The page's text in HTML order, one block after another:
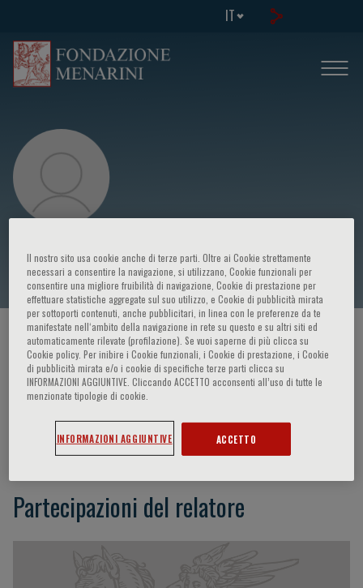
IT
Nina Ajmone Marsan
HOME PAGE / CORSI ED EVENTI / RELATORE
Nina Ajmone Marsan
Partecipazioni del relatore
Il nostro sito usa cookie anche di terze parti. Oltre ai Cookie strettamente
necessari a consentire la navigazione, si utilizzano, Cookie funzionali per
consentire una migliore fruibilità di navigazione, Cookie di prestazione per
effettuare statistiche aggregate sul suo utilizzo, e Cookie di pubblicità mirata
per sottoporti contenuti, anche pubblicitari, in linea con le preferenze da te
manifestate nell‘ambito della navigazione in rete su questo e su altri siti ed
automaticamente rilevate (profilazione). Se vuoi saperne di più clicca su
Cookie policy. Per inibire i Cookie funzionali, i Cookie di prestazione, i Cookie
di pubblicità mirata e/o i cookie di specifiche terze parti clicca su
INFORMAZIONI AGGIUNTIVE. Cliccando ACCETTO acconsenti all’uso di tutte le
menzionate tipologie di cookie.
INFORMAZIONI AGGIUNTIVE ACCETTO